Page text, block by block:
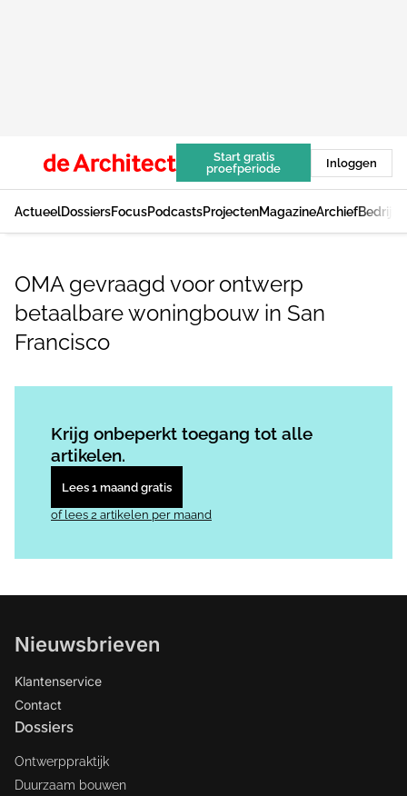
Start gratis
proefperiode
Inloggen
ActueelDossiersFocusPodcastsProjectenMagazineArchief
OMA gevraagd voor ontwerp
betaalbare woningbouw in San
Francisco
Krijg onbeperkt toegang tot alle
artikelen.
Lees 1 maand gratis
of lees 2 artikelen per maand
Nieuwsbrieven
Klantenservice
Contact
Dossiers
Ontwerppraktijk
Duurzaam bouwen